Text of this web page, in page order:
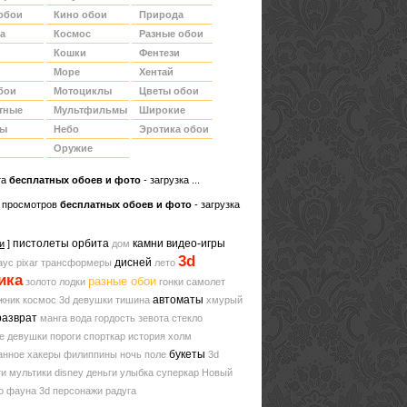
Кино обои
Космос
Кошки
Море
Мотоциклы
Мультфильмы
Небо
Оружие
Природа
Разные обои
Фентези
Хентай
Цветы обои
Широкие
Эротика обои
беcплатных обоев и фото - загрузка ...
просмотров бесплатных обоев и фото - загрузка
] пистолеты орбита дом камни видео-игры
pixar трансформеры дисней лето 3d
золото лодки разные обои гонки самолет
космос 3d девушки тишина автоматы хмурый
манга вода гордость зевота стекло
девушки пороги спорткар история холм
хакеры филиппины ночь поле букеты 3d
мультики disney деньги улыбка суперкар Новый
фауна 3d персонажи радуга